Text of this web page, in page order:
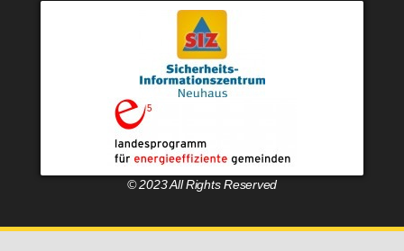
© 2023 All Rights Reserved